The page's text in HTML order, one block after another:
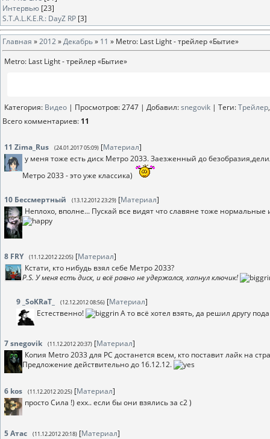
Интервью [23]
S.T.A.L.K.E.R.: DayZ RP [3]
Главная »2012»Декабрь» 11 » Metro: Last Light - трейлер «Бытие»
Metro: Last Light - трейлер «Бытие»
Категория: Видео | Просмотров: 2747 | Добавил:snegovik | Теги:Трейлер
Всего комментариев: 11
11 Zima_Rus (24.01.2017 05:09) [Материал]
у меня тоже есть диск Метро 2033. Заезженный до
Метро 2033 - это уже классика)
10 Бессмертный (13.12.2012 23:29) [Материал]
Неплохо, вполне... Пускай все видят что славяне тоже нормальные
8 FRY (11.12.2012 22:05) [Материал]
Кстати, кто нибудь взял себе Метро 2033?
P.S. У меня есть диск, и всё равно не удержался, хапнул ключик!
9 _SoKRaT_ (12.12.2012 08:56) [Материал]
Естественно!
А то всё хотел взять, да решил другу
7snegovik (11.12.2012 20:37) [Материал]
Копия Metro 2033 для РС достанется всем, кто поставит лайк на
Предложение действительно до 16.12.12.
6 kos (11.12.2012 20:25) [Материал]
просто Сила !) ехх.. если бы они взялись за с2 )
5Атас (11.12.2012 20:18) [Материал]